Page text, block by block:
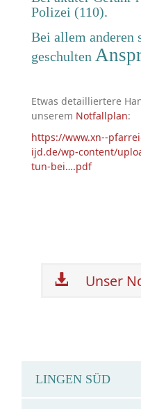
Polizei (110).
Bei allem anderen
geschulten
Etwas detailliertere
unserem Notfallplan:
https://www.xn--
ijd.de/wp-content/
tun-bei….pdf
Unser
LINGEN SÜD